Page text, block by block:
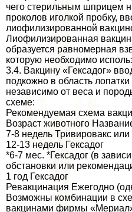
чего стерильным шприцем
проколов иголкой пробку,
лиофилизированной
Лиофилизированная
образуется равномерная
которую необходимо
3.4. Вакцину «Гексадог»
подкожно в область
независимо от веса и
схеме:
Рекомендуемая схема
Возраст животного
7-8 недель Тривировакс
12-13 недель Гексадог
*6-7 мес. *Гексадог (в
обстановки или
1 год Гексадог
Ревакцинация Ежегодно
Возможны комбинации в
вакцинами фирмы